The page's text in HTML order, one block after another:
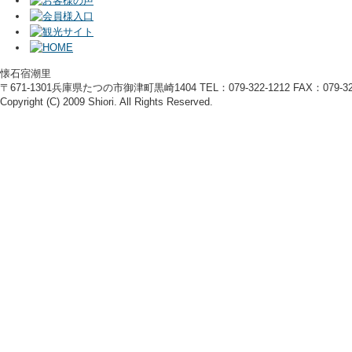
懐石宿潮里
〒671-1301兵庫県たつの市御津町黒崎1404 TEL：079-322-1212 FAX：079-
Copyright (C) 2009 Shiori. All Rights Reserved.